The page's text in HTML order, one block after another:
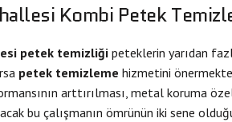
Kombi Petek
petek temizliği peteklerin yarıdan
petek temizleme hizmetini
arttırılması, metal koruma
bu çalışmanın ömrünün iki sene